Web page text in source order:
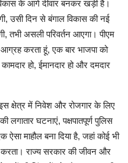
के आगे दीवार बनकर खड़ी है।
उसी दिन से बंगाल विकास की नई
तभी असली परिवर्तन आएगा। पीएम
करता हूं, एक बार भाजपा को
हो, ईमानदार हो और दमदार
क्षेत्र में निवेश और रोजगार के लिए
लगातार घटनाएं, पक्षपातपूर्ण पुलिस
ऐसा माहौल बना दिया है, जहां कोई भी
राज्य सरकार की जीवन और